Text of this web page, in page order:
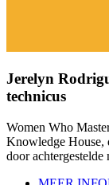
Jerelyn
technicus
Women Who
Knowledge House,
door achtergestelde